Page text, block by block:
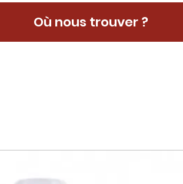
Où nous trouver ?